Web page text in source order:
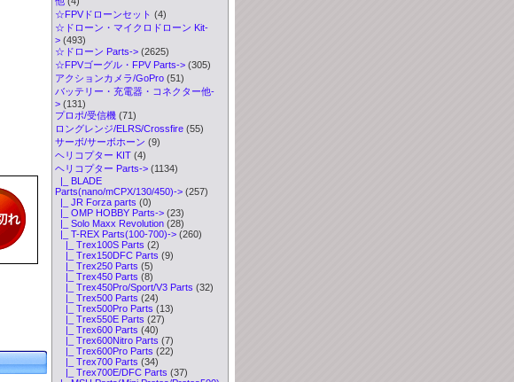
☆FPVドローンセット (4)
☆ドローン・マイクロドローン Kit-
>(493)
☆ドローン Parts->(2625)
☆FPVゴーグル・FPV Parts->(305)
アクションカメラ/GoPro(51)
バッテリー・充電器・コネクター他-
>(131)
プロポ/受信機(71)
ロングレンジ/ELRS/Crossfire(55)
サーボ/サーボホーン (9)
ヘリコプター KIT(4)
ヘリコプター Parts->(1134)
|_ BLADE
Parts(nano/mCPX/130/450)->(257)
|_ JR Forza parts (0)
|_ OMP HOBBY Parts->(23)
|_ Solo Maxx Revolution(28)
|_ T-REX Parts(100-700)->(260)
|_ Trex100S Parts (2)
|_ Trex150DFC Parts (9)
|_ Trex250 Parts (5)
|_ Trex450 Parts (8)
|_ Trex450Pro/Sport/V3 Parts (32)
|_ Trex500 Parts (24)
|_ Trex500Pro Parts (13)
|_ Trex550E Parts (27)
|_ Trex600 Parts (40)
|_ Trex600Nitro Parts (7)
|_ Trex600Pro Parts (22)
|_ Trex700 Parts (34)
|_ Trex700E/DFC Parts (37)